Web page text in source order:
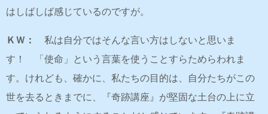
はしばしば感じているのですが。
ＫＷ：
私は自分ではそんな言い方はしないと思いま
す！ 「使命」という言葉を使うことすらためらわれま
す。けれども、確かに、私たちの目的は、自分たちがこの
世を去るときまでに、『奇跡講座』が堅固な土台の上に立